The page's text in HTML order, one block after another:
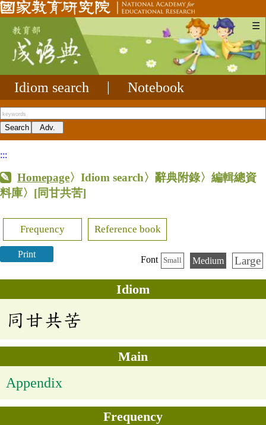
☰
Idiom search Notebook
:::
Homepage〉Idiom search〉辭典附錄〉編輯總資
料庫〉 [同甘共苦]
Frequency Reference book
Print
Font Small Medium Large
Idiom
同甘共苦
Main
Appendix
Frequency